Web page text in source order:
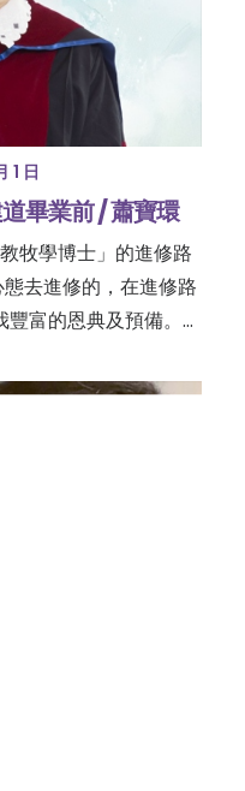
1 日
畢業前 / 蕭寶環
牧學博士」的進修路
去進修的，在進修路
豐富的恩典及預備。…